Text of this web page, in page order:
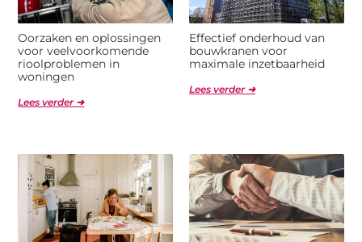
Oorzaken en oplossingen
voor veelvoorkomende
rioolproblemen in
woningen
Lees verder ➜
Effectief onderhoud van
bouwkranen voor
maximale inzetbaarheid
Lees verder ➜